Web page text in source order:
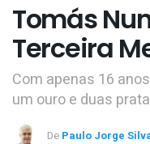
Tomás
Terceira
Com apenas 16
um ouro e duas
De Paulo Jorge